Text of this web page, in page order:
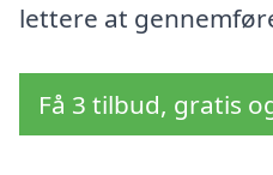
lettere at
Få 3 tilbud, gratis